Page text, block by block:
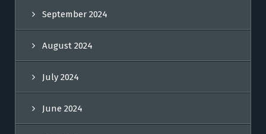
September 2024
August 2024
July 2024
June 2024